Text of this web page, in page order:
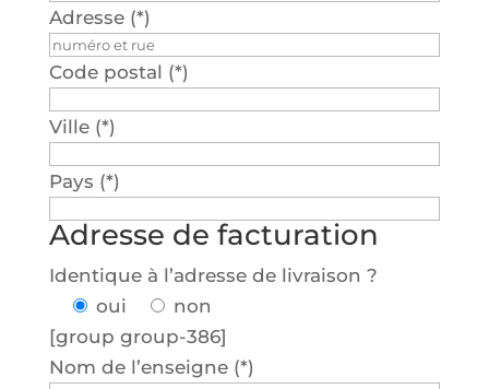
Adresse (*)
Code pos­tal (*)
Ville (*)
Pays (*)
Adresse de facturation
Iden­tique à l’a­dresse de livrai­son ?
oui
non
[group group-386]
Nom de l’en­seigne (*)